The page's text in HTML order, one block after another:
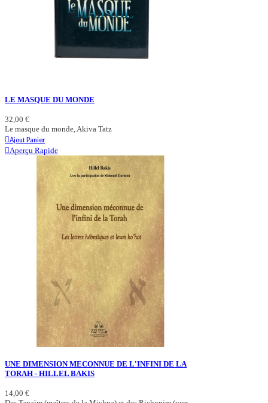
LE MASQUE DU MONDE
32,00 €
Le masque du monde, Akiva Tatz
Ajout Panier
Aperçu Rapide
UNE DIMENSION MECONNUE DE L'INFINI DE LA
TORAH - HILLEL BAKIS
14,00 €